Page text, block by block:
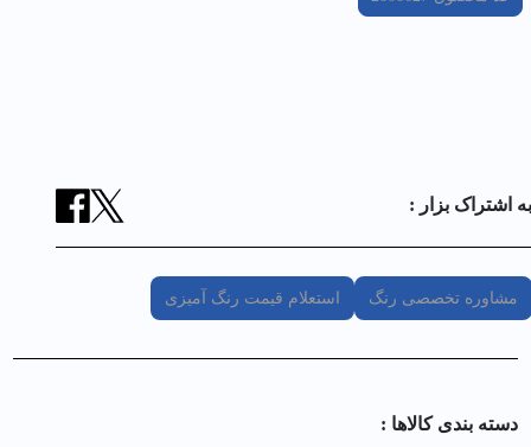
به اشتراک بزار :
مشاوره تخصصی رنگ استعلام قیمت رنگ آمیزی
دسته بندی کالا‌ها :